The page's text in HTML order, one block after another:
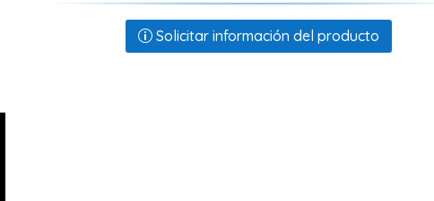
Solicitar información del producto